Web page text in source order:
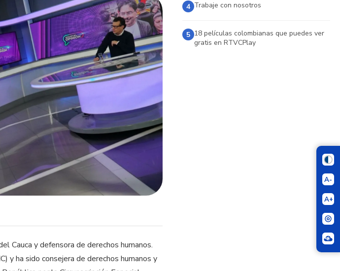
A-
A+
Cauca y defensora de derechos humanos.
y ha sido consejera de derechos humanos y
4 Trabaje con nosotros
5 18 películas colombianas que puedes ver
gratis en RTVCPlay